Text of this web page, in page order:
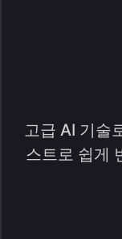
고급 AI 기술
스트로 쉽게